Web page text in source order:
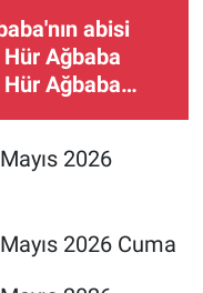
abisi
Ağbaba
Ağbaba
2026
2026 Cuma